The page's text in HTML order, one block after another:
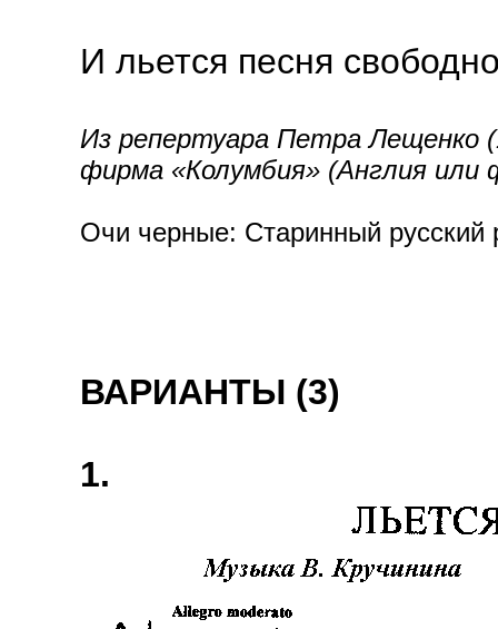
И льется песня
Из репертуара Петра Лещенко
фирма «Колумбия» (Англия или
Очи черные: Старинный
ВАРИАНТЫ (3)
1.